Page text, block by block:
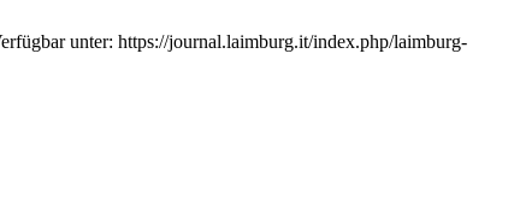
unter: https://journal.laimburg.it/index.php/laimburg-